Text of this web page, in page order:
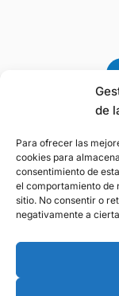
de
Para ofrecer las
cookies para
consentimiento de
el comportamiento de
sitio. No consentir o
negativamente a
Aviso